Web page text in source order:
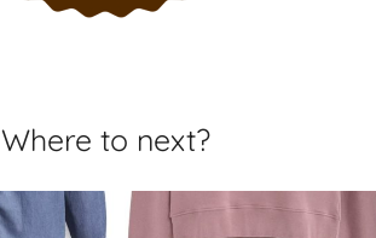
Where to next?